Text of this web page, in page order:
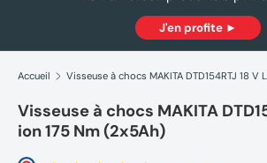
J'en profite ►
Accueil Visseuse à chocs MAKITA DTD154RTJ 18
Visseuse à chocs MAKITA
ion 175 Nm (2x5Ah)